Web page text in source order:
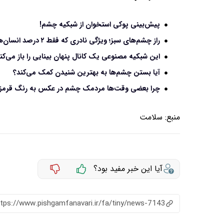
پیش‌بینی پوکی استخوان از شبکیه چشم!
راز چشم‌های سبز؛ ویژگی نادری که فقط ۲ درصد انسان‌ها دارند
این شبکیه مصنوعی یک کانال پنهان بینایی را باز
آیا بستن چشم‌ها به بهترین شنیدن کمک می‌کند؟
چرا بعضی وقت‌ها مردمک چشم در عکس به رنگ
منبع: سلامت
آیا این خبر مفید بود؟
www.pishgamfanavari.ir/fa/tiny/news-7143